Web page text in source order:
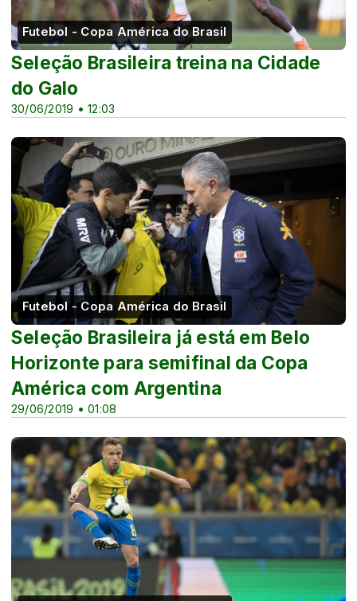
Futebol - Copa América do Brasil
30/06/2019 • 12:03
Seleção Brasileira treina na Cidade
do Galo
Futebol - Copa América do Brasil
29/06/2019 • 01:08
Seleção Brasileira já está em Belo
Horizonte para semifinal da Copa
América com Argentina